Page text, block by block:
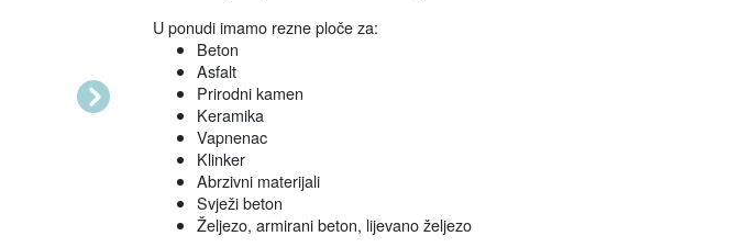
Next
U ponudi imamo rezne ploče za:
Beton
Asfalt
Prirodni kamen
Keramika
Vapnenac
Klinker
Abrzivni materijali
Svježi beton
Željezo, armirani beton, lijevano željezo